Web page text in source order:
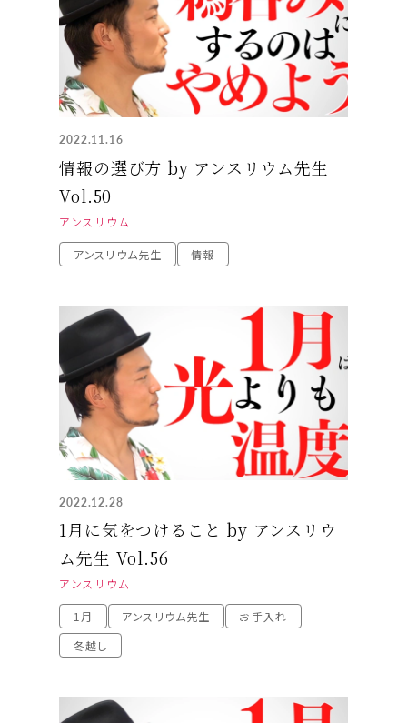
2022.11.16
情報の選び方 by アンスリウム先生
Vol.50
アンスリウム
アンスリウム先生 情報
2022.12.28
1月に気をつけること by アンスリウ
ム先生 Vol.56
アンスリウム
1月 アンスリウム先生
お手入れ
冬越し